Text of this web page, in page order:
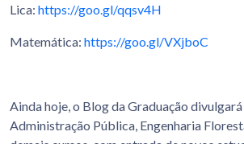
Lica: https://goo.gl/qqsv4H
Matemática: https://goo.gl/VXjboC
Ainda hoje, o Blog da Graduação
Administração Pública, Engenharia